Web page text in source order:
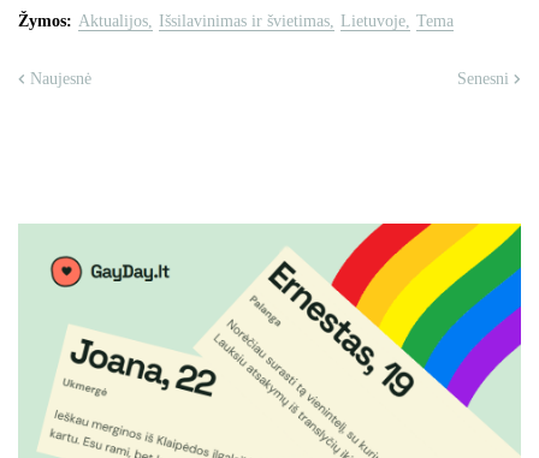
Žymos: Aktualijos Išsilavinimas ir švietimas Lietuvoje Tema
Naujesnė Senesni